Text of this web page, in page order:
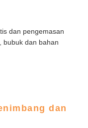
dan pengemasan
bubuk dan bahan
dan